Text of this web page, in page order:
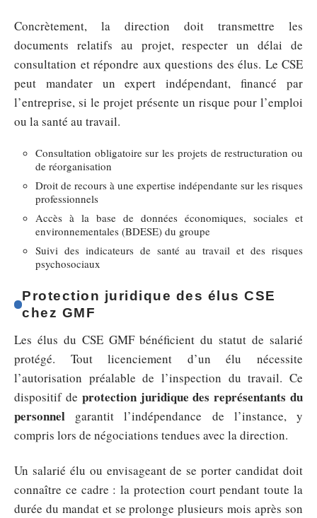
Concrètement, la direction doit transmettre les
documents relatifs au projet, respecter un délai de
consultation et répondre aux questions des élus. Le CSE
peut mandater un expert indépendant, financé par
l’entreprise, si le projet présente un risque pour l’emploi
ou la santé au travail.
Consultation obligatoire sur les projets de restructuration ou
de réorganisation
Droit de recours à une expertise indépendante sur les risques
professionnels
Accès à la base de données économiques, sociales et
environnementales (BDESE) du groupe
Suivi des indicateurs de santé au travail et des risques
psychosociaux
Protection juridique des élus CSE
chez GMF
Les élus du CSE GMF bénéficient du statut de salarié
protégé. Tout licenciement d’un élu nécessite
l’autorisation préalable de l’inspection du travail. Ce
dispositif de protection juridique des représentants du
personnel garantit l’indépendance de l’instance, y
compris lors de négociations tendues avec la direction.
Un salarié élu ou envisageant de se porter candidat doit
connaître ce cadre : la protection court pendant toute la
durée du mandat et se prolonge plusieurs mois après son